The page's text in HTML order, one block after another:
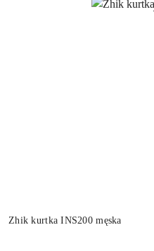
Zhik kurtka INS200 męska